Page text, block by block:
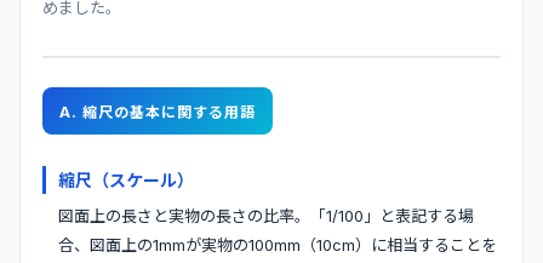
めました。
A. 縮尺の基本に関する用語
縮尺（スケール）
図面上の長さと実物の長さの比率。「1/100」と表記する場
合、図面上の1mmが実物の100mm（10cm）に相当することを